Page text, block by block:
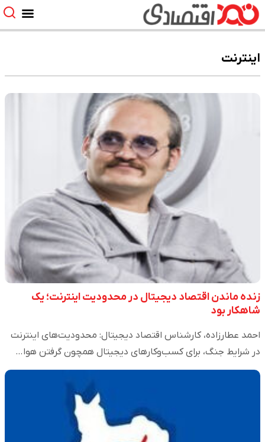
اینترنت
زنده ماندن اقتصاد دیجیتال در محدودیت اینترنت؛ یک
شاهکار بود
احمد عطارزاده، کارشناس اقتصاد دیجیتال: محدودیت‌های اینترنت
در شرایط جنگ، برای کسب‌وکارهای دیجیتال همچون گرفتن هوا…